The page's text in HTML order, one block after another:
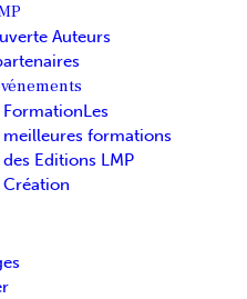
Auteurs
FormationLes
meilleures formations
des Editions LMP
Création